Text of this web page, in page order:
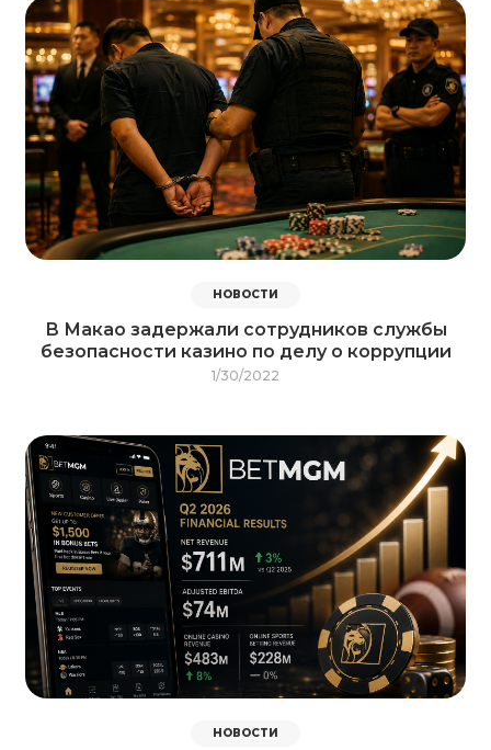
НОВОСТИ
В Макао задержали сотрудников службы
безопасности казино по делу о коррупции
1/30/2022
НОВОСТИ